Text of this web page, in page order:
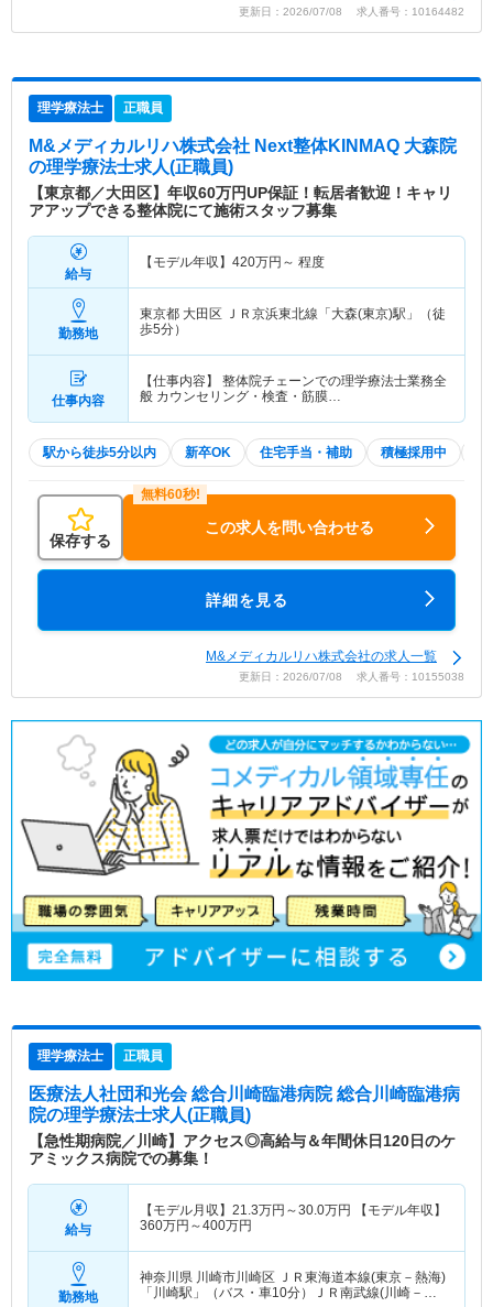
更新日：2026/07/08 求人番号：10164482
理学療法士 正職員
M&メディカルリハ株式会社 Next整体KINMAQ 大森院
の理学療法士求人(正職員)
【東京都／大田区】年収60万円UP保証！転居者歓迎！キャリ
アアップできる整体院にて施術スタッフ募集
給与
【モデル年収】 420万円～ 程度
勤務地
東京都 大田区
ＪＲ京浜東北線「大森(東京)駅」（徒
歩5分）
仕事内容
【仕事内容】 整体院チェーンでの理学療法士業務全
般 カウンセリング・検査・筋膜…
駅から徒歩5分以内 新卒OK 住宅手当・補助 積極採用中
保存する
この求人を問い合わせる
詳細を見る
M&メディカルリハ株式会社の求人一覧
更新日：2026/07/08 求人番号：10155038
理学療法士 正職員
医療法人社団和光会 総合川崎臨港病院 総合川崎臨港病
院の理学療法士求人(正職員)
【急性期病院／川崎】アクセス◎高給与＆年間休日120日のケ
アミックス病院での募集！
給与
【モデル月収】 21.3万円～30.0万円
【モデル年収】
360万円～400万円
勤務地
神奈川県 川崎市川崎区 ＪＲ東海道本線(東京－熱海)
「川崎駅」（バス・車10分）ＪＲ南武線(川崎－立